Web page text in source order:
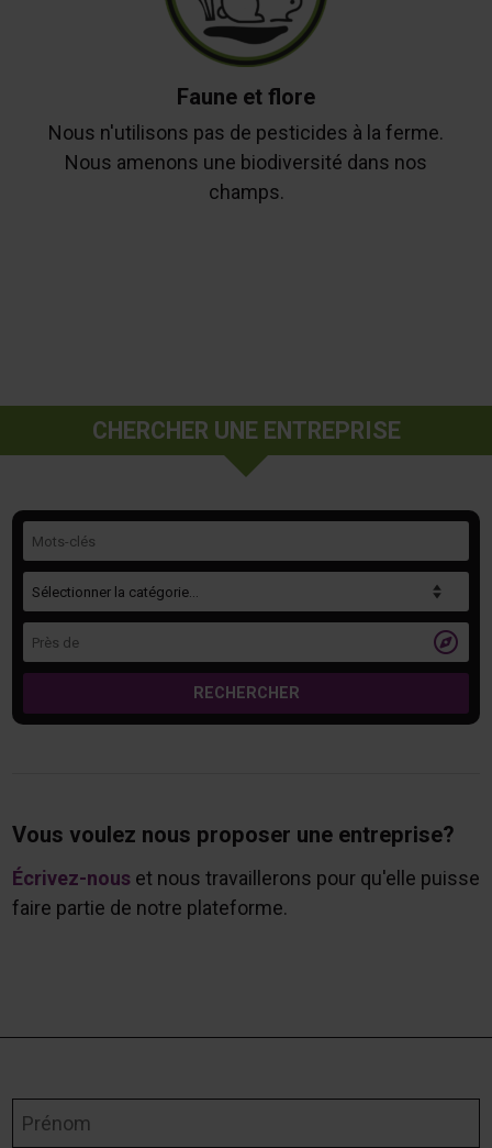
Faune et flore
Nous n'utilisons pas de pesticides à la ferme.
Nous amenons une biodiversité dans nos
champs.
CHERCHER UNE ENTREPRISE

RECHERCHER
Vous voulez nous proposer une entreprise?
Écrivez-nouset nous travaillerons pour qu'elle puisse
faire partie de notre plateforme.